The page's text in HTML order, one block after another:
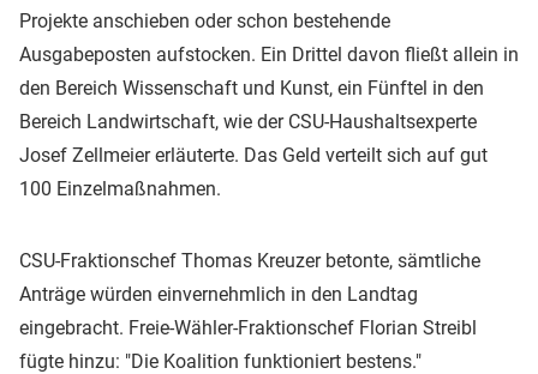
Projekte anschieben oder schon bestehende
Ausgabeposten aufstocken. Ein Drittel davon fließt allein in
den Bereich Wissenschaft und Kunst, ein Fünftel in den
Bereich Landwirtschaft, wie der CSU-Haushaltsexperte
Josef Zellmeier erläuterte. Das Geld verteilt sich auf gut
100 Einzelmaßnahmen.
CSU-Fraktionschef Thomas Kreuzer betonte, sämtliche
Anträge würden einvernehmlich in den Landtag
eingebracht. Freie-Wähler-Fraktionschef Florian Streibl
fügte hinzu: "Die Koalition funktioniert bestens."